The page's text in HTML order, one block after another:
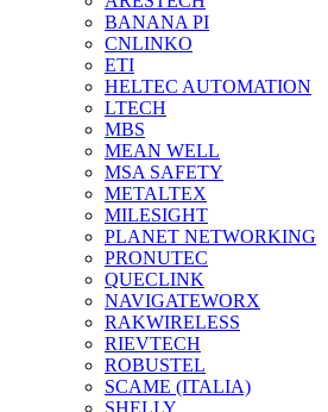
BANANA PI
CNLINKO
ETI
HELTEC AUTOMATION
LTECH
MBS
MEAN WELL
MSA SAFETY
METALTEX
MILESIGHT
PLANET NETWORKING
PRONUTEC
QUECLINK
NAVIGATEWORX
RAKWIRELESS
RIEVTECH
ROBUSTEL
SCAME (ITALIA)
SHELLY